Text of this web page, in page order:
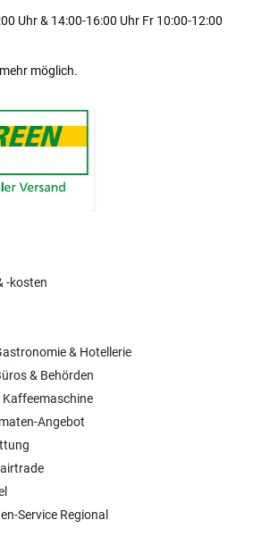
Uhr & 14:00-16:00 Uhr Fr 10:00-12:00
möglich.
-kosten
& Hotellerie
& Behörden
Angebot
Service Regional